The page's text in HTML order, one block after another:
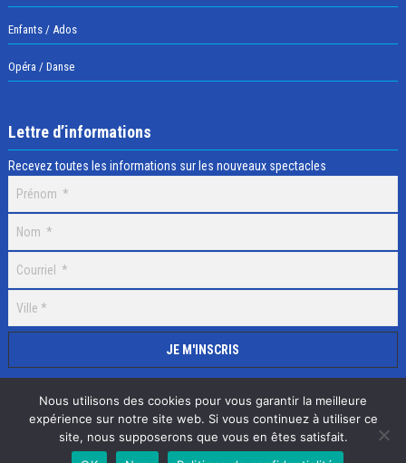
Enfants / Ados
Opéra / Danse
Lettre d’informations
Recevez toutes les informations sur les nouveaux spectacles
Selectick © 2020 Tous droits réservés, RéalisationAdamaco
Nous utilisons des cookies pour vous garantir la meilleure
expérience sur notre site web. Si vous continuez à utiliser ce
site, nous supposerons que vous en êtes satisfait.